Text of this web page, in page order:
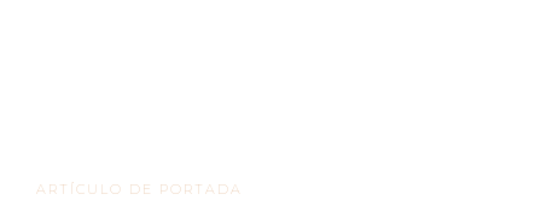
ARTÍCULO DE PORTADA